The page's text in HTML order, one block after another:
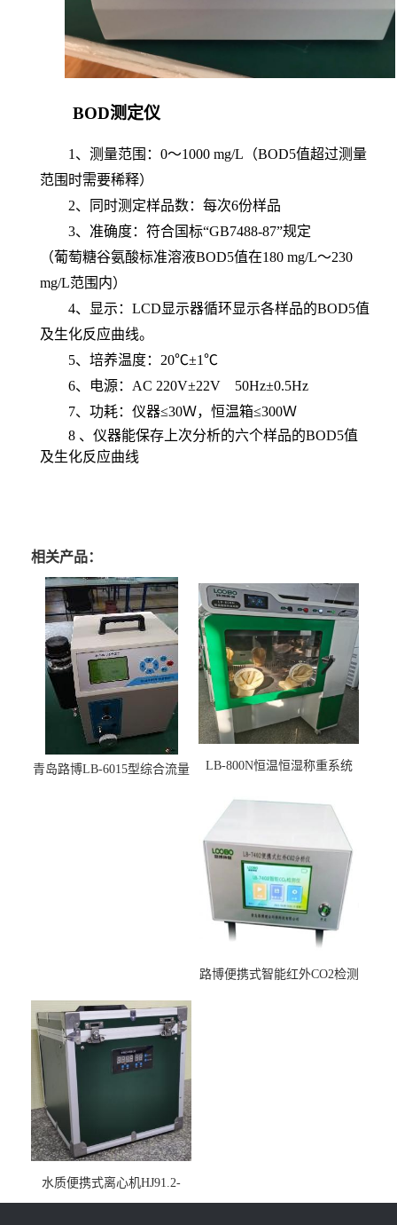
BOD测定仪
1 、测量范围： 0～1000 mg/L （BOD5值超过测量
范围时需要稀释）
2、同时测定样品数：每次6份样品
3、准确度：符合国标“GB7488-87”规定
（葡萄糖谷氨酸标准溶液BOD5值在180 mg/L～230
mg/L范围内）
4、显示： LCD显示器循环显示各样品的BOD5值
及生化反应曲线。
5、培养温度： 20℃±1℃
6、电源： AC 220V±22V 50Hz±0.5Hz
7、功耗：仪器≤30Ｗ，恒温箱≤300Ｗ
8 、仪器能保存上次分析的六个样品的BOD5值
及生化反应曲线
相关产品：
青岛路博LB-6015型综合流量
LB-800N恒温恒湿称重系统
路博便携式智能红外CO2检测
水质便携式离心机HJ91.2-
2022地表水总磷监测内置有